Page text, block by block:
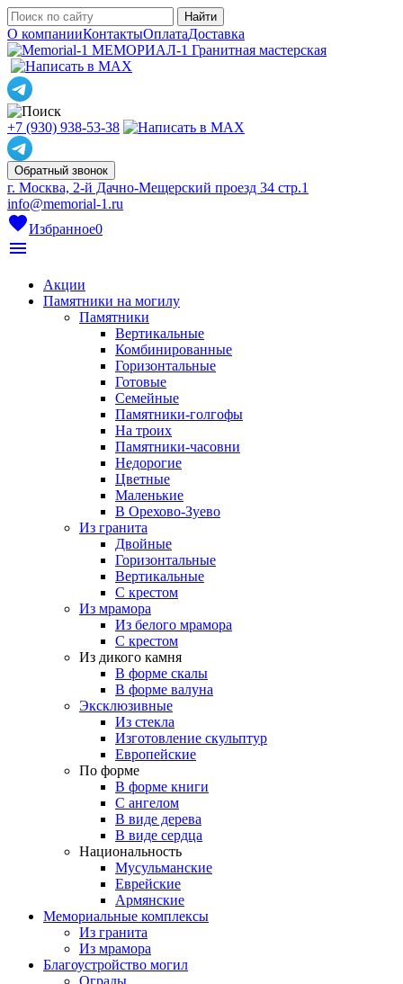
О компанииКонтактыОплатаДоставка
МЕМОРИАЛ-1 Гранитная мастерская
+7 (930) 938-53-38
Обратный звонок
г. Москва, 2-й Дачно-Мещерский проезд 34 стр.1
info@memorial-1.ru
favoriteИзбранное0
menu
Акции
Памятники на могилу
Памятники
Вертикальные
Комбинированные
Горизонтальные
Готовые
Семейные
Памятники-голгофы
На троих
Памятники-часовни
Недорогие
Цветные
Маленькие
В Орехово-Зуево
Из гранита
Двойные
Горизонтальные
Вертикальные
С крестом
Из мрамора
Из белого мрамора
С крестом
Из дикого камня
В форме скалы
В форме валуна
Эксклюзивные
Из стекла
Изготовление скульптур
Европейские
По форме
В форме книги
С ангелом
В виде дерева
В виде сердца
Национальность
Мусульманские
Еврейские
Армянские
Мемориальные комплексы
Из гранита
Из мрамора
Благоустройство могил
Ограды